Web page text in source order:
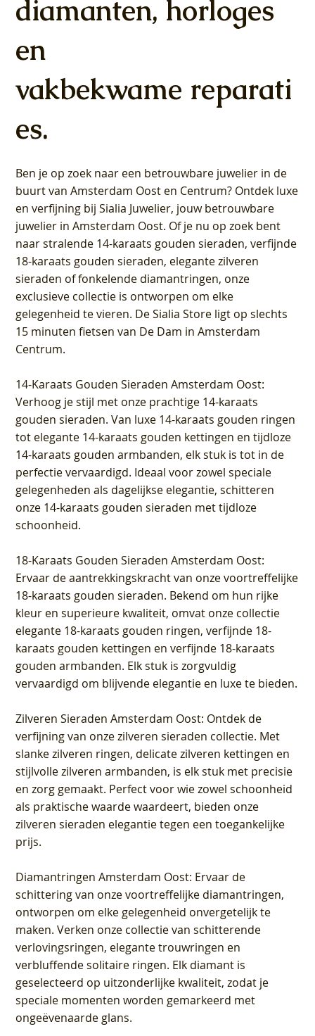
Prijs
€ 649,00
Prijs
€ 749,00
Diamant
Diamant
Prijs
€ 649,00
Prijs
€ 449,00
Prijs
€ 599,00
Prijs
€ 899,00
Prijs
€ 649,00
Prijs
€ 699,00
Prijs
€ 849,00
Prijs
€ 1.049,00
Prijs
€ 549,00
Prijs
€ 799,00
diamanten, horloges
en
vakbekwame reparati
es.
Ben je op zoek naar een betrouwbare juwelier in de
buurt van Amsterdam Oost en Centrum? Ontdek luxe
en verfijning bij Sialia Juwelier, jouw betrouwbare
juwelier in Amsterdam Oost. Of je nu op zoek bent
naar stralende 14-karaats gouden sieraden, verfijnde
18-karaats gouden sieraden, elegante zilveren
sieraden of fonkelende diamantringen, onze
exclusieve collectie is ontworpen om elke
gelegenheid te vieren. De Sialia Store ligt op slechts
15 minuten fietsen van De Dam in Amsterdam
Centrum.
14-Karaats Gouden Sieraden Amsterdam Oost:
Verhoog je stijl met onze prachtige 14-karaats
gouden sieraden. Van luxe 14-karaats gouden ringen
tot elegante 14-karaats gouden kettingen en tijdloze
14-karaats gouden armbanden, elk stuk is tot in de
perfectie vervaardigd. Ideaal voor zowel speciale
gelegenheden als dagelijkse elegantie, schitteren
onze 14-karaats gouden sieraden met tijdloze
schoonheid.
18-Karaats Gouden Sieraden Amsterdam Oost:
Ervaar de aantrekkingskracht van onze voortreffelijke
18-karaats gouden sieraden. Bekend om hun rijke
kleur en superieure kwaliteit, omvat onze collectie
elegante 18-karaats gouden ringen, verfijnde 18-
karaats gouden kettingen en verfijnde 18-karaats
gouden armbanden. Elk stuk is zorgvuldig
vervaardigd om blijvende elegantie en luxe te bieden.
Zilveren Sieraden Amsterdam Oost: Ontdek de
verfijning van onze zilveren sieraden collectie. Met
slanke zilveren ringen, delicate zilveren kettingen en
stijlvolle zilveren armbanden, is elk stuk met precisie
en zorg gemaakt. Perfect voor wie zowel schoonheid
als praktische waarde waardeert, bieden onze
zilveren sieraden elegantie tegen een toegankelijke
prijs.
Diamantringen Amsterdam Oost: Ervaar de
schittering van onze voortreffelijke diamantringen,
ontworpen om elke gelegenheid onvergetelijk te
maken. Verken onze collectie van schitterende
verlovingsringen, elegante trouwringen en
verbluffende solitaire ringen. Elk diamant is
geselecteerd op uitzonderlijke kwaliteit, zodat je
speciale momenten worden gemarkeerd met
ongeëvenaarde glans.